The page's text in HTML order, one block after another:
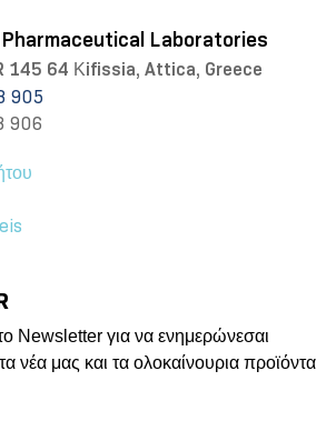
Laboratories
145 64 Κifissia, Attica, Greece
905
906
Newsletter για να ενημερώνεσαι
νέα μας και τα ολοκαίνουρια προϊόντα